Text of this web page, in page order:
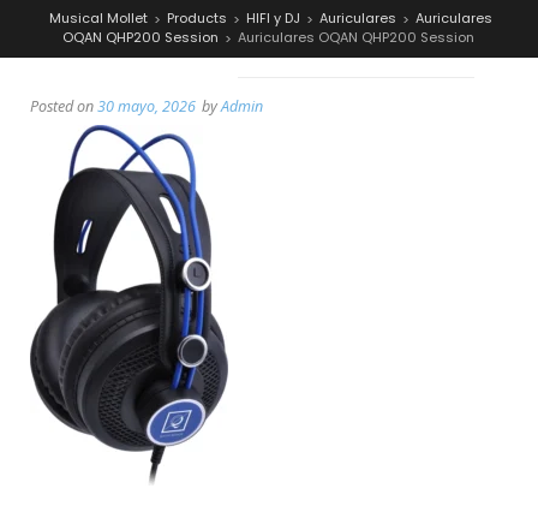
Musical Mollet > Products > HIFI y DJ > Auriculares > Auriculares
OQAN QHP200 Session > Auriculares OQAN QHP200 Session
Posted on30 mayo, 2026 byAdmin